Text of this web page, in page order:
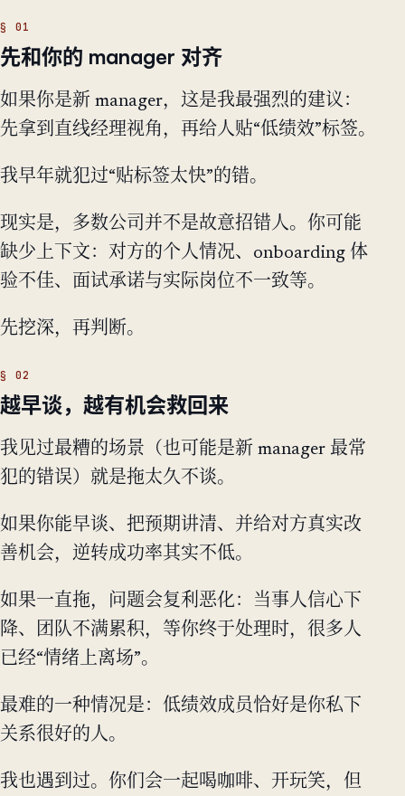
先和你的 manager 对齐
如果你是新 manager，这是我最强烈的建议：
先拿到直线经理视角，再给人贴“低绩效”标签。
我早年就犯过“贴标签太快”的错。
现实是，多数公司并不是故意招错人。你可能
缺少上下文：对方的个人情况、onboarding 体
验不佳、面试承诺与实际岗位不一致等。
先挖深，再判断。
越早谈，越有机会救回来
我见过最糟的场景（也可能是新 manager 最常
犯的错误）就是拖太久不谈。
如果你能早谈、把预期讲清、并给对方真实改
善机会，逆转成功率其实不低。
如果一直拖，问题会复利恶化：当事人信心下
降、团队不满累积，等你终于处理时，很多人
已经“情绪上离场”。
最难的一种情况是：低绩效成员恰好是你私下
关系很好的人。
我也遇到过。你们会一起喝咖啡、开玩笑，但